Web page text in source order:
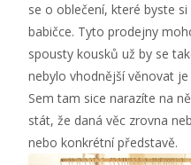
se o oblečení, které byste
babičce. Tyto prodejny
spousty kousků už by se
nebylo vhodnější věnovat
Sem tam sice narazíte na
stát, že daná věc zrovna
nebo konkrétní představě.